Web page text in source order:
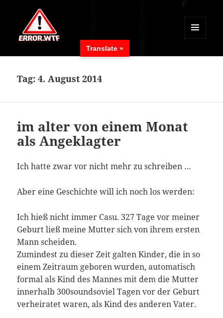
MENÜ
WIDGETS
Tag:4. August 2014
im alter von einem Monat
als Angeklagter
Ich hatte zwar vor nicht mehr zu schreiben …
Aber eine Geschichte will ich noch los werden:
Ich hieß nicht immer Casu. 327 Tage vor meiner
Geburt ließ meine Mutter sich von ihrem ersten
Mann scheiden.
Zumindest zu dieser Zeit galten Kinder, die in so
einem Zeitraum geboren wurden, automatisch
formal als Kind des Mannes mit dem die Mutter
innerhalb 300soundsoviel Tagen vor der Geburt
verheiratet waren, als Kind des anderen Vater.
Translate »